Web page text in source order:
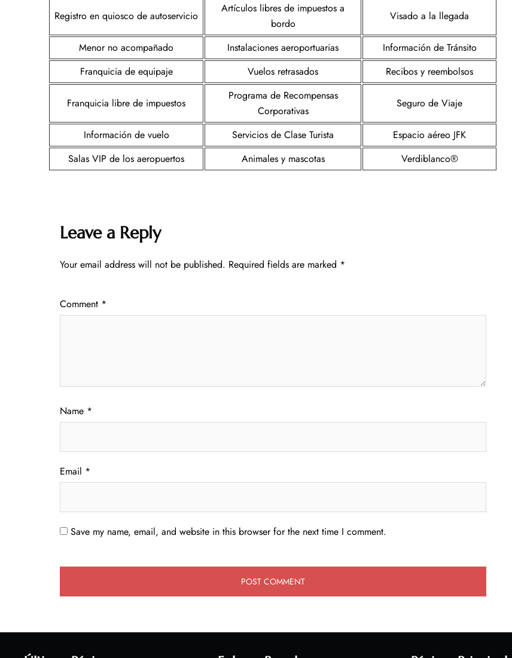
Registro en quiosco de autoservicio
Artículos libres de impuestos a
bordo
Visado a la llegada
Menor no acompañado Instalaciones aeroportuarias
Información de Tránsito
Franquicia de equipaje
Vuelos retrasados Recibos y reembolsos
Franquicia libre de impuestos
Programa de Recompensas
Corporativas
Seguro de Viaje
Información de vuelo Servicios de Clase Turista
Espacio aéreo JFK
Salas VIP de los aeropuertos
Animales y mascotas Verdiblanco®
Leave a Reply
Your email address will not be published. Required fields are marked *
Comment *
Name *
Email *
Save my name, email, and website in this browser for the next time I comment.